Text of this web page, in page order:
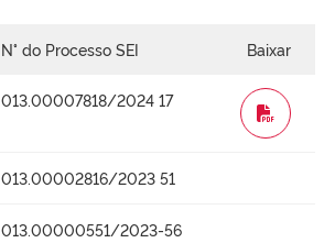
N° do Processo SEI Baixar
013.00007818/2024 17
WORD
013.00002816/2023 51
013.00000551/2023-56